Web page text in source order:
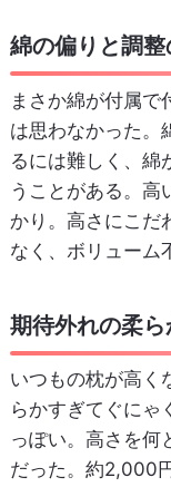
綿の偏りと調整
まさか綿が付属で
は思わなかった。
るには難しく、綿
うことがある。高
かり。高さにこだ
なく、ボリューム
期待外れの柔
いつもの枕が高く
らかすぎてぐにゃ
っぽい。高さを何
だった。約2,000